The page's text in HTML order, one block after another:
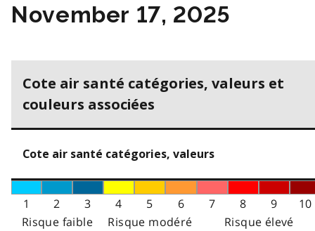
November 17, 2025
Cote air santé catégories, valeurs et
couleurs associées
Cote air santé catégories, valeurs
1 2 3 4 5 6 7 8 9
10
Risque faible
Risque modéré
Risque élevé